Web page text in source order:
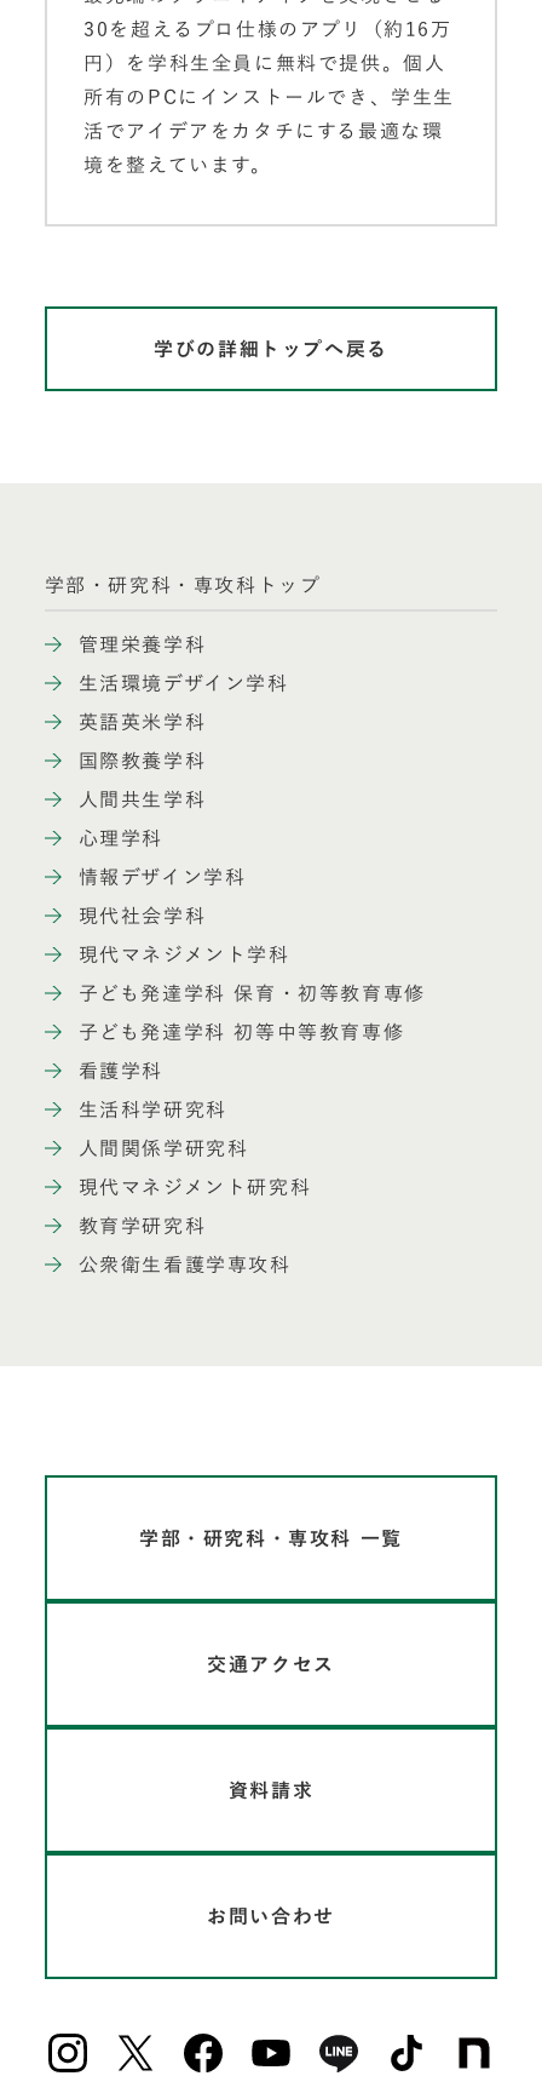
30を超えるプロ仕様のアプリ（約16万
円）を学科生全員に無料で提供。個人
所有のPCにインストールでき、学生生
活でアイデアをカタチにする最適な環
境を整えています。
学びの詳細トップへ戻る
学部・研究科・専攻科トップ
管理栄養学科
生活環境デザイン学科
英語英米学科
国際教養学科
人間共生学科
心理学科
情報デザイン学科
現代社会学科
現代マネジメント学科
子ども発達学科 保育・初等教育専修
子ども発達学科 初等中等教育専修
看護学科
生活科学研究科
人間関係学研究科
現代マネジメント研究科
教育学研究科
公衆衛生看護学専攻科
学部・研究科・専攻科 一覧
交通アクセス
資料請求
お問い合わせ